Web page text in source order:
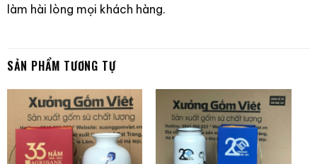
làm hài lòng mọi khách hàng.
SẢN PHẨM TƯƠNG TỰ